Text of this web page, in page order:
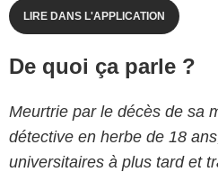
LIRE DANS L'APPLICATION
De quoi ça parle ?
Meurtrie par le décès de sa
détective en herbe de 18
universitaires à plus tard et